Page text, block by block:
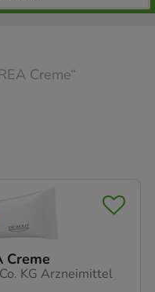
Creme“
Creme
KG Arzneimittel